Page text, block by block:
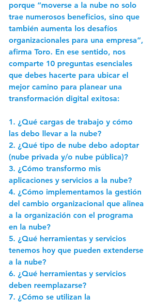
porque “moverse a la nube no solo
trae numerosos beneficios, sino que
también aumenta los desafíos
organizacionales para una empresa”,
afirma Toro. En ese sentido, nos
comparte 10 preguntas esenciales
que debes hacerte para ubicar el
mejor camino para planear una
transformación digital exitosa:
1. ¿Qué cargas de trabajo y cómo
las debo llevar a la nube?
2. ¿Qué tipo de nube debo adoptar
(nube privada y/o nube pública)?
3. ¿Cómo transformo mis
aplicaciones y servicios a la nube?
4. ¿Cómo implementamos la gestión
del cambio organizacional que alinea
a la organización con el programa
en la nube?
5. ¿Qué herramientas y servicios
tenemos hoy que pueden extenderse
a la nube?
6. ¿Qué herramientas y servicios
deben reemplazarse?
7. ¿Cómo se utilizan la